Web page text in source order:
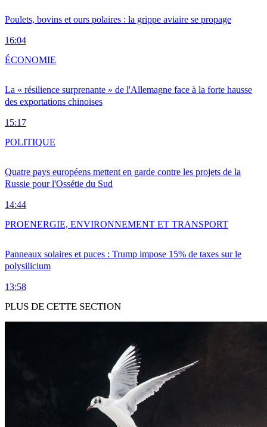
Poulets, bovins et ours polaires : la grippe aviaire se propage
16:04
La « résilience surprenante » de l'Allemagne face à la forte hausse
des exportations chinoises
15:17
ÉCONOMIE
Quatre pays européens mettent en garde contre les projets de la
Russie pour l'Ossétie du Sud
14:44
POLITIQUE
Panneaux solaires et puces : Trump impose 15% de taxes sur le
polysilicium
13:58
PROENERGIE, ENVIRONNEMENT ET TRANSPORT
PLUS DE CETTE SECTION